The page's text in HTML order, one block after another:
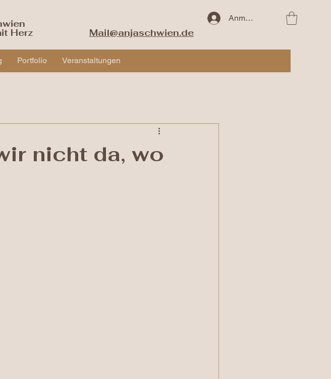
Herz
Anmelden
Portfolio Veranstaltungen
Mail@anjaschwien.de
nicht da, wo